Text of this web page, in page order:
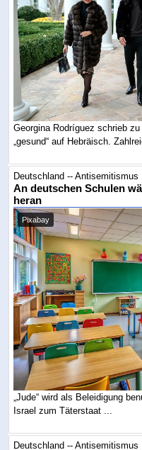
Georgina Rodríguez schrieb
„gesund“ auf Hebräisch.
Deutschland -- Antisemitismus
An deutschen Schulen
heran
Pixabay
„Jude“ wird als Beleidigung
Israel zum Täterstaat ...
Deutschland -- Antisemitismus